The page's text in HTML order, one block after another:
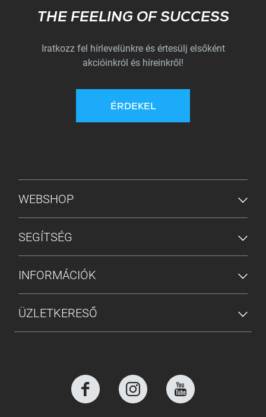
Subscribe
THE FEELING OF SUCCESS
Iratkozz fel hírlevelünkre és értesülj elsőként
akcióinkról és híreinkről!
ÉRDEKEL
ALSÓ MENÜ
WEBSHOP
SEGÍTSÉG
INFORMÁCIÓK
ÜZLETKERESŐ